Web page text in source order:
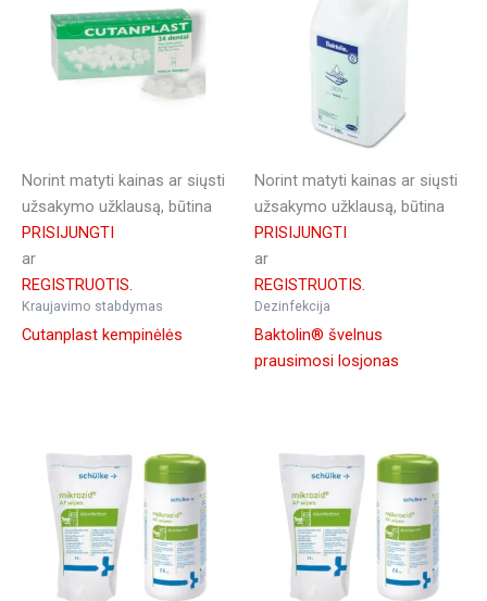
Norint matyti kainas ar siųsti
užsakymo užklausą, būtina
PRISIJUNGTI
ar
REGISTRUOTIS.
Kraujavimo stabdymas
Cutanplast kempinėlės
Norint matyti kainas ar siųsti
užsakymo užklausą, būtina
PRISIJUNGTI
ar
REGISTRUOTIS.
Dezinfekcija
Baktolin® švelnus
prausimosi losjonas